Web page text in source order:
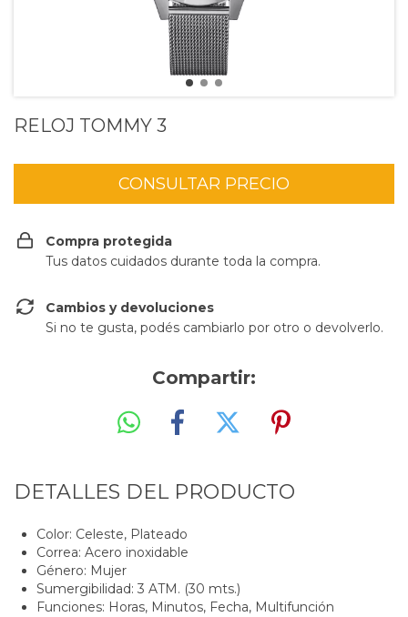
RELOJ TOMMY 3
Compra protegida
Tus datos cuidados durante toda la compra.
Cambios y devoluciones
Si no te gusta, podés cambiarlo por otro o devolverlo.
Compartir:
DETALLES DEL PRODUCTO
Color: Celeste, Plateado
Correa: Acero inoxidable
Género: Mujer
Sumergibilidad: 3 ATM. (30 mts.)
Funciones: Horas, Minutos, Fecha, Multifunción